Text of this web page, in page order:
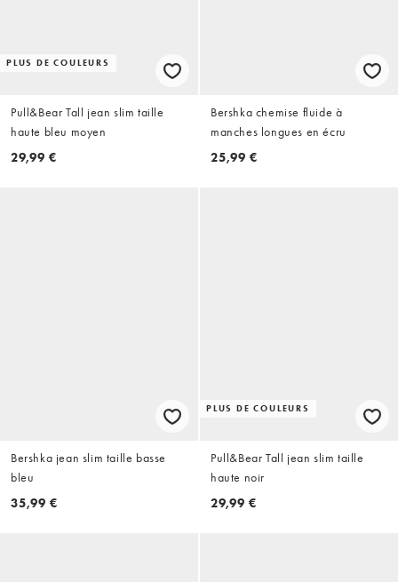
PLUS DE COULEURS
Pull&Bear Tall jean slim taille
haute bleu moyen
29,99 €
Bershka chemise fluide à
manches longues en écru
25,99 €
Bershka jean slim taille basse
bleu
35,99 €
PLUS DE COULEURS
Pull&Bear Tall jean slim taille
haute noir
29,99 €